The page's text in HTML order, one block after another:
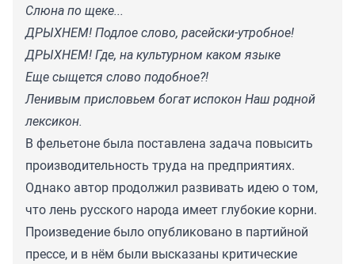
Слюна по щеке...
ДРЫХНЕМ! Подлое слово, расейски-утробное!
ДРЫХНЕМ! Где, на культурном каком языке
Еще сыщется слово подобное?!
Ленивым присловьем богат испокон Наш родной
лексикон.
В фельетоне была поставлена задача повысить
производительность труда на предприятиях.
Однако автор продолжил развивать идею о том,
что лень русского народа имеет глубокие корни.
Произведение было опубликовано в партийной
прессе, и в нём были высказаны критические